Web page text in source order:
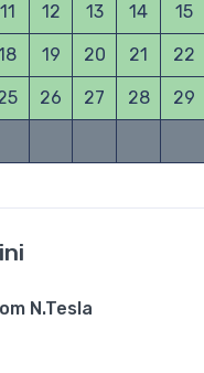
11 12 13 14 15
19 20 21 22
26 27 28 29
N.Tesla